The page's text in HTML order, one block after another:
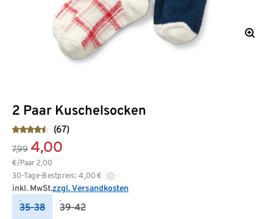
2 Paar Kuschelsocken
(67)
7,99 4,00
€/Paar 2,00
30-Tage-Bestpreis: 4,00 €
inkl. MwSt.zzgl. Versandkosten
35-38 39-42